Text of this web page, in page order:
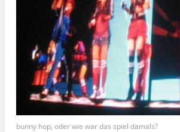
bunny hop, oder wie war das spiel damals?